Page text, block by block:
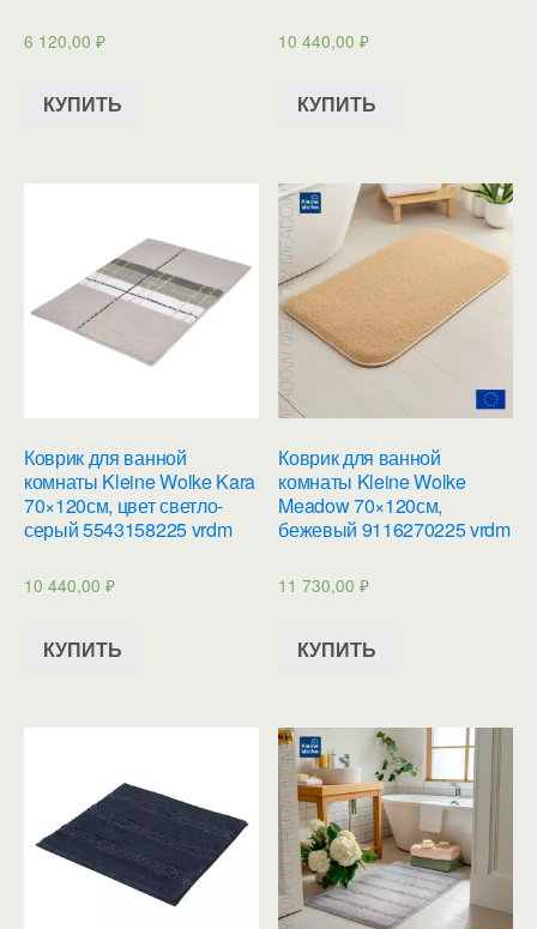
6 120,00 ₽
КУПИТЬ
10 440,00₽
КУПИТЬ
Коврик для ванной
комнаты Kleine Wolke Kara
70×120см, цвет светло-
серый 5543158225 vrdm
10 440,00 ₽
КУПИТЬ
Коврик для ванной
комнаты Kleine Wolke
Meadow 70×120см,
бежевый 9116270225 vrdm
11 730,00₽
КУПИТЬ